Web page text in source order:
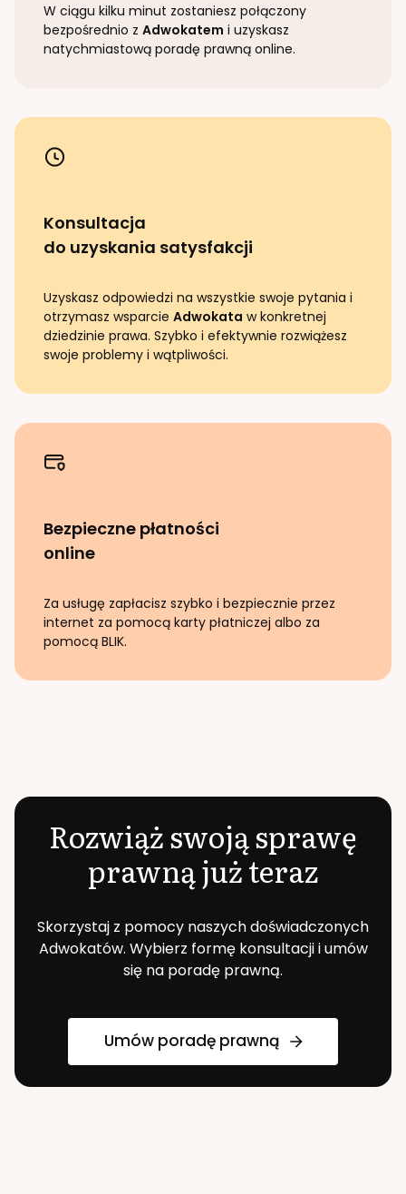
W ciągu kilku minut zostaniesz połączony
bezpośrednio z Adwokatem i uzyskasz
natychmiastową poradę prawną online.
Konsultacja
do uzyskania satysfakcji
Uzyskasz odpowiedzi na wszystkie swoje pytania i
otrzymasz wsparcie Adwokata w konkretnej
dziedzinie prawa. Szybko i efektywnie rozwiążesz
swoje problemy i wątpliwości.
Bezpieczne płatności
online
Za usługę zapłacisz szybko i bezpiecznie przez
internet za pomocą karty płatniczej albo za
pomocą BLIK.
Rozwiąż swoją sprawę
prawną już teraz
Skorzystaj z pomocy naszych doświadczonych
Adwokatów. Wybierz formę konsultacji i umów
się na poradę prawną.
Umów poradę prawną